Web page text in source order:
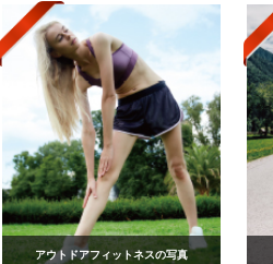
アウトドアフィットネスの写真